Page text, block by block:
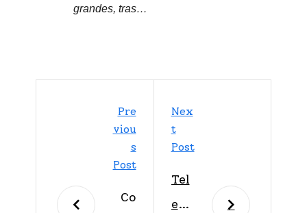
grandes, tras…
Pre
Viou
S
Post
Co
Nex
T
Post
Tel
evi